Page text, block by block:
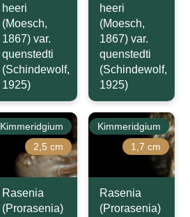
heeri
(Moesch,
1867) var.
quenstedti
(Schindewolf,
1925)
heeri
(Moesch,
1867) var.
quenstedti
(Schindewolf,
1925)
Kimmeridgium
2,5 cm
Rasenia
(Prorasenia)
Kimmeridgium
1,7 cm
Rasenia
(Prorasenia)